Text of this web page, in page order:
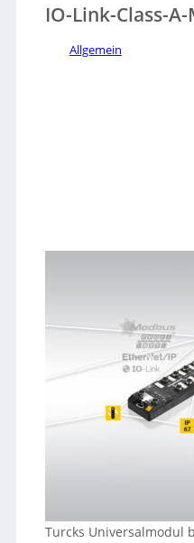
IO-Link-Class-
Allgemein
Turcks Universalmodul